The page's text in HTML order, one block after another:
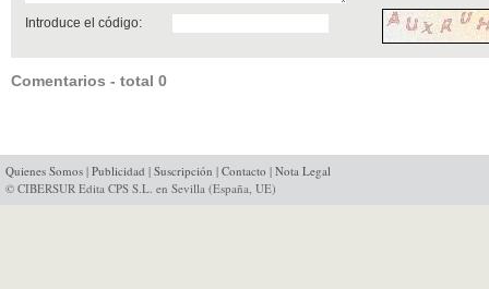
Introduce el código:
Comentarios - total 0
Quienes Somos | Publicidad | Suscripción | Contacto | Nota Legal
© CIBERSUR Edita CPS S.L. en Sevilla (España, UE)